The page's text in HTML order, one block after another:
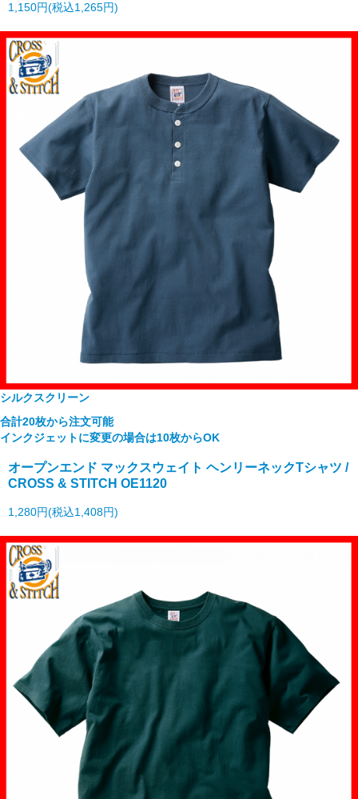
1,150円(税込1,265円)
シルクスクリーン
合計20枚から注文可能
インクジェットに変更の場合は10枚からOK
オープンエンド マックスウェイト ヘンリーネックTシャツ /
CROSS & STITCH OE1120
1,280円(税込1,408円)